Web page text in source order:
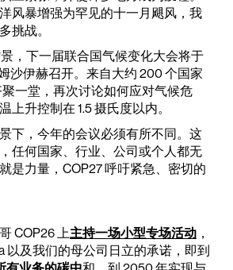
风暴增强为罕见的十一月飓风，我
挑战。
，下一届联合国气候变化大会将于
沙伊赫召开。来自大约 200 个国家
一堂，再次讨论如何应对气候危
上升控制在 1.5 摄氏度以内。
下，今年的会议必须有所不同。这
任何国家、行业、公司或个人都无
是力量，COP27 呼吁紧急、密切的
COP26 上主持一场小型专场活动 ，
以及我们的母公司日立的承诺，即到